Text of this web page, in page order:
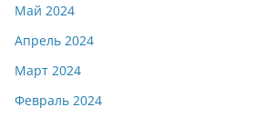
Май 2024
Апрель 2024
Март 2024
Февраль 2024